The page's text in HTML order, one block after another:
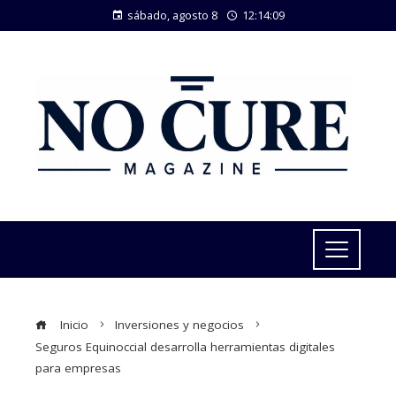
sábado, agosto 8 12:14:09
Inicio
Inversiones y negocios
Seguros Equinoccial desarrolla herramientas digitales
para empresas